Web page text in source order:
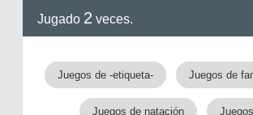
Jugado 2 veces.
Juegos de -etiqueta- Juegos de
Juegos de natación